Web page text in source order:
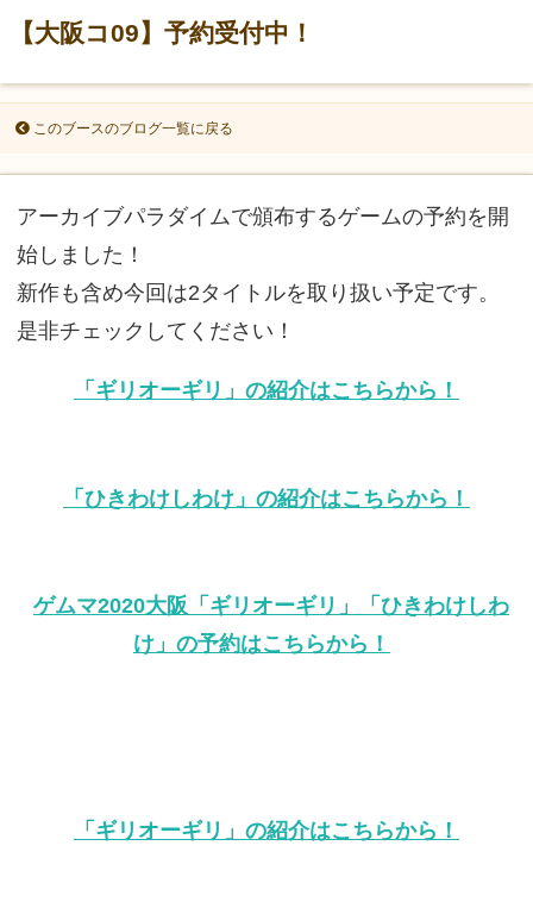
【大阪コ09】予約受付中！
このブースのブログ一覧に戻る
アーカイブパラダイムで頒布するゲームの予約を開
始しました！
新作も含め今回は2タイトルを取り扱い予定です。
是非チェックしてください！
「ギリオーギリ」の紹介はこちらから！
「ひきわけしわけ」の紹介はこちらから！
ゲムマ2020大阪「ギリオーギリ」「ひきわけしわ
け」の予約はこちらから！
「ギリオーギリ」の紹介はこちらから！